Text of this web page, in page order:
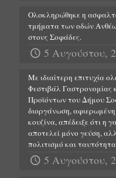
Ολοκληρώθηκε η
τμήματα των οδών
στους Σοφάδες.
5 Αυγούστου,
Με ιδιαίτερη επιτυχία
Φεστιβάλ Γαστρονομίας
Προϊόντων του Δήμου
διοργάνωση,
κουζίνα, απέδειξε ότι η
αποτελεί μόνο γεύση,
πολιτισμό και
5 Αυγούστου,